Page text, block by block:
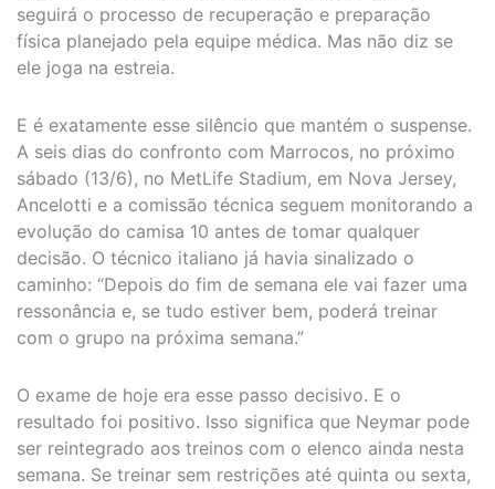
seguirá o processo de recuperação e preparação
física planejado pela equipe médica. Mas não diz se
ele joga na estreia.
E é exatamente esse silêncio que mantém o suspense.
A seis dias do confronto com Marrocos, no próximo
sábado (13/6), no MetLife Stadium, em Nova Jersey,
Ancelotti e a comissão técnica seguem monitorando a
evolução do camisa 10 antes de tomar qualquer
decisão. O técnico italiano já havia sinalizado o
caminho: “Depois do fim de semana ele vai fazer uma
ressonância e, se tudo estiver bem, poderá treinar
com o grupo na próxima semana.”
O exame de hoje era esse passo decisivo. E o
resultado foi positivo. Isso significa que Neymar pode
ser reintegrado aos treinos com o elenco ainda nesta
semana. Se treinar sem restrições até quinta ou sexta,